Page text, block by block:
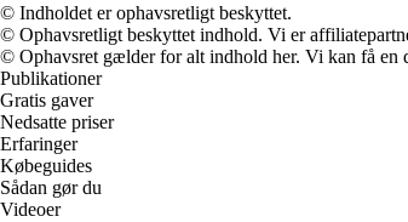
© Indholdet er ophavsretligt beskyttet.
© Ophavsretligt beskyttet indhold. Vi er
© Ophavsret gælder for alt indhold her. Vi kan få en
Publikationer
Gratis gaver
Nedsatte priser
Erfaringer
Købeguides
Sådan gør du
Videoer